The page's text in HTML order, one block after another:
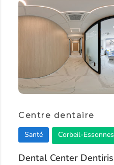
Centre dentaire
Santé
Corbeil-Essonnes
Dental Center Dentiris